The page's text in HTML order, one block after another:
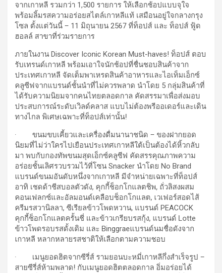
จากเกาหลี รวมกว่า 1,500 รายการ ให้เลือกช้อปแบบจุใจ
พร้อมลิ้มรสความอร่อยสไตล์เกาหลีแท้ เสมือนอยู่ใจกลางกรุง
โซล ตั้งแต่วันนี้ – 11 มิถุนายน 2567 ที่ท็อปส์ และ ท็อปส์ ฟู้ด
ฮอลล์ สาขาที่ร่วมรายการ
ภายในงาน Discover Iconic Korean Must-haves! ท็อปส์ ตอบ
รับเทรนด์เกาหลี พร้อมเอาใจนักช้อปที่ชื่นชอบสินค้าจาก
ประเทศเกาหลี จัดเต็มพาเหรดสินค้าอาหารและไอเท็มเอ็กซ์
คลูซีฟจากแบรนด์ชั้นนำที่ไม่ควรพลาด นำโดย 5 กลุ่มสินค้าที่
ได้รับความนิยมจากคนไทยตลอดกาล คัดสรรมาเพื่อส่งมอบ
ประสบการณ์ระดับเวิลด์คลาส แบบไม่ต้องพรีออเดอร์และเดิน
ทางไกล พิเศษเฉพาะที่ท็อปส์เท่านั้น!
· ขนมขบเคี้ยวและเครื่องดื่มนานาชนิด – ของฝากยอด
นิยมที่ไม่ว่าใครไปเยือนประเทศเกาหลีใต้เป็นต้องได้หิ้วกลับ
มา พบกับกองทัพขนมสุดเอ็กซ์คลูซีฟ คัดสรรคุณภาพความ
อร่อยชั้นเลิศรวบรวมไว้ที่โซน Snacker นำโดย No Brand
แบรนด์ขนมอันดับหนึ่งจากเกาหลี มีจำหน่ายเฉพาะที่ท็อปส์
อาทิ เชดด้าชีสบอลตัวดัง, คุกกี้ช็อกโกแลตชิพ, ถั่วลิสงผสม
คอนเฟลกซ์และอัลมอนด์เคลือบช็อกโกแลต, เวเฟอร์สอดไส้
ครีมรสวานิลลา, ซีเรียลข้าวโพดหวาน, แบรนด์ PEACOCK
คุกกี้ช็อกโกแลตครั้นชี่ และข้าวเกรียบรสกุ้ง, แบรนด์ Lotte
ข้าวโพดรอบรสดั้งเดิม และ Binggraeแบรนด์นมชื่อดังจาก
เกาหลี หลากหลายรสชาติให้เลือกตามความชอบ
· เมนูยอดฮิตจากซีรี่ส์ รามยอนบะหมี่เกาหลีกึ่งสำเร็จรูป –
สายซีรี่ส์ห้ามพลาด! กับเมนูยอดฮิตตลอดกาล อิ่มอร่อยได้